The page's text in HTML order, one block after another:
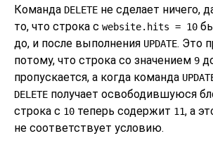
Команда DELETE не сделает ничего,
то, что строка с website.hits = 10
до, и после выполнения UPDATE. Это
потому, что строка со значением 9
пропускается, а когда команда
DELETE получает освободившуюся
строка с 10 теперь содержит 11, а
не соответствует условию.